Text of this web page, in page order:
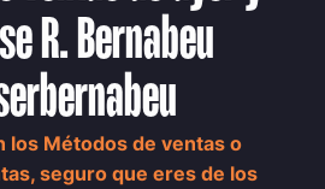
R. Bernabeu
los Métodos de ventas o
seguro que eres de los